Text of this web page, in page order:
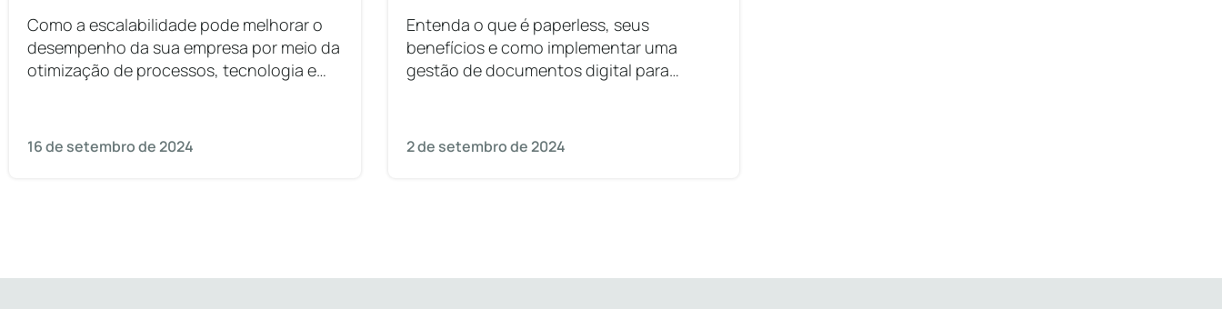
Como a escalabilidade pode melhorar o
desempenho da sua empresa por meio da
otimização de processos, tecnologia e
16 de setembro de 2024
Entenda o que é paperless, seus
benefícios e como implementar uma
gestão de documentos digital para
2 de setembro de 2024